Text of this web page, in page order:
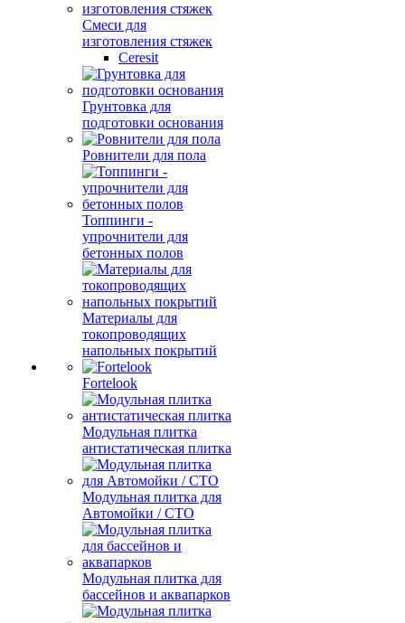
Смеси для
изготовления стяжек
Ceresit
Грунтовка для
подготовки основания
Ровнители для пола
Топпинги -
упрочнители для
бетонных полов
Материалы для
токопроводящих
напольных покрытий
Fortelook
Модульная плитка
антистатическая плитка
Модульная плитка для
Автомойки / СТО
Модульная плитка для
бассейнов и аквапарков